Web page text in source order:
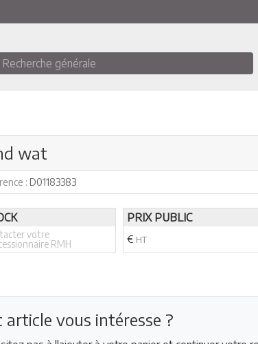
Recherche générale
wat
: D01183383
votre
RMH
PRIX PUBLIC
€ HT
article vous intéresse ?